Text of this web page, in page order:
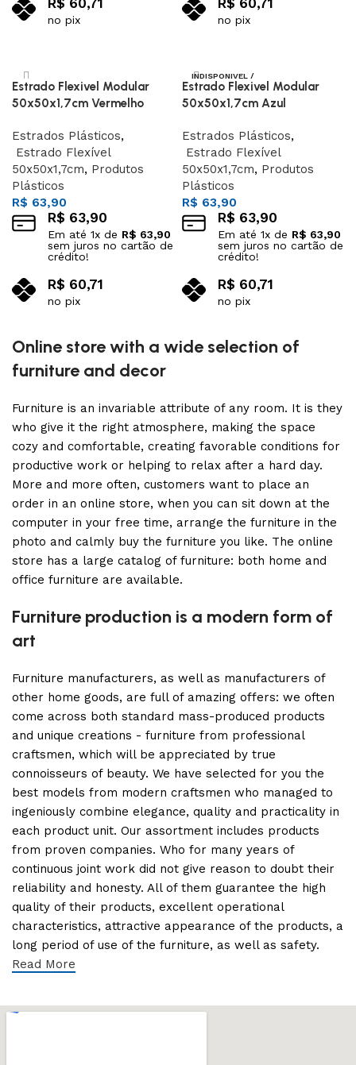
R$ 60,71
no pix
R$ 60,71
no pix
Estrado Flexivel Modular
50x50x1,7cm Vermelho
Estrados Plásticos,
Estrado Flexível
50x50x1,7cm, Produtos
Plásticos
R$ 63,90
R$ 63,90
Em até 1x de R$ 63,90
sem juros no cartão de
crédito!
R$ 60,71
no pix
INDISPONIVEL /
SOB ENCOMEND
Estrado Flexivel Modular
50x50x1,7cm Azul
Estrados Plásticos,
Estrado Flexível
50x50x1,7cm, Produtos
Plásticos
R$ 63,90
R$ 63,90
Em até 1x de R$ 63,90
sem juros no cartão de
crédito!
R$ 60,71
no pix
Online store with a wide selection of
furniture and decor
Furniture is an invariable attribute of any room. It is they
who give it the right atmosphere, making the space
cozy and comfortable, creating favorable conditions for
productive work or helping to relax after a hard day.
More and more often, customers want to place an
order in an online store, when you can sit down at the
computer in your free time, arrange the furniture in the
photo and calmly buy the furniture you like. The online
store has a large catalog of furniture: both home and
office furniture are available.
Furniture production is a modern form of
art
Furniture manufacturers, as well as manufacturers of
other home goods, are full of amazing offers: we often
come across both standard mass-produced products
and unique creations - furniture from professional
craftsmen, which will be appreciated by true
connoisseurs of beauty. We have selected for you the
best models from modern craftsmen who managed to
ingeniously combine elegance, quality and practicality in
each product unit. Our assortment includes products
from proven companies. Who for many years of
continuous joint work did not give reason to doubt their
reliability and honesty. All of them guarantee the high
quality of their products, excellent operational
characteristics, attractive appearance of the products, a
long period of use of the furniture, as well as safety.
Read More